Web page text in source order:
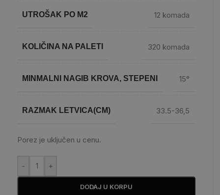
UTROŠAK PO M2 12 komada
KOLIČINA NA PALETI 320 komada
MINMALNI NAGIB KROVA, STEPENI 15°
RAZMAK LETVICA(CM) 33.5-36,5
Porez je uključen u cenu.
- +
DODAJ U KORPU